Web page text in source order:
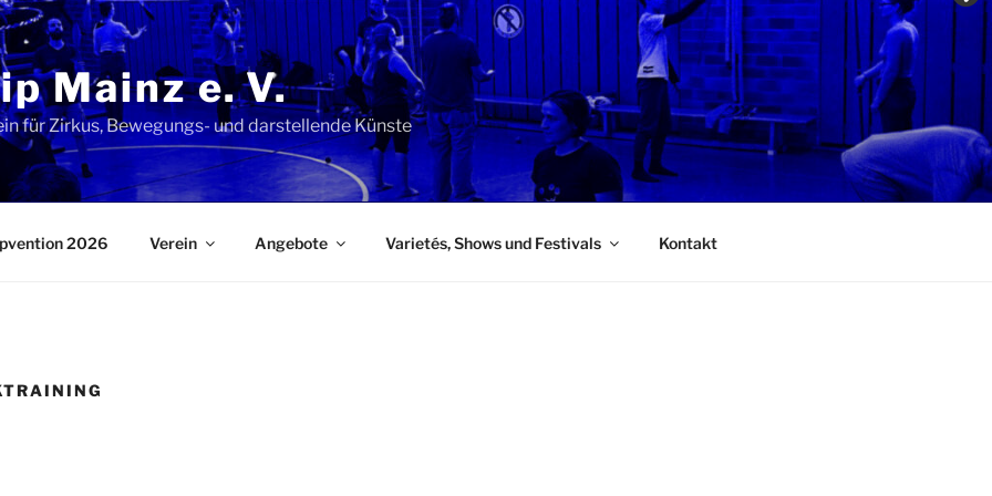
Mainz e. V.
für Zirkus, Bewegungs- und darstellende Künste
2026 Verein Angebote Varietés, Shows und Festivals Kontakt